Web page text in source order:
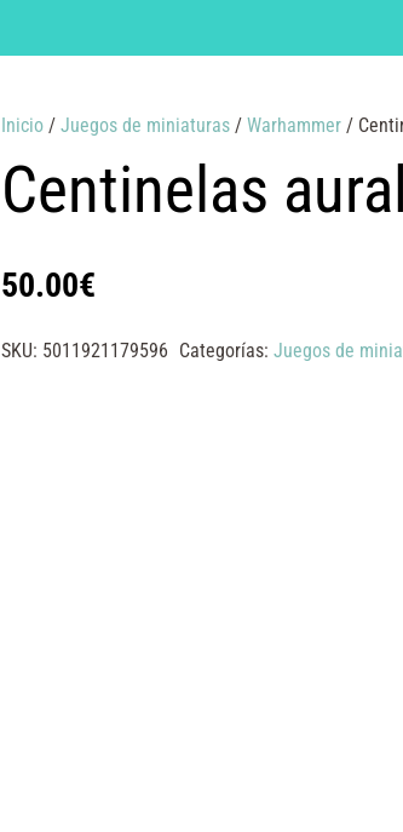
Inicio/ Juegos de miniaturas/ Warhammer/
Centinelas
50.00€
SKU: 5011921179596 Categorías: Juegos de